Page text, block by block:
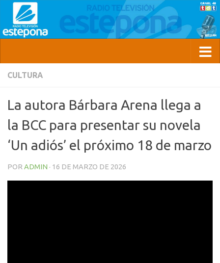
CULTURA
La autora Bárbara Arena llega a
la BCC para presentar su novela
‘Un adiós’ el próximo 18 de marzo
POR ADMIN · 16 DE MARZO DE 2026